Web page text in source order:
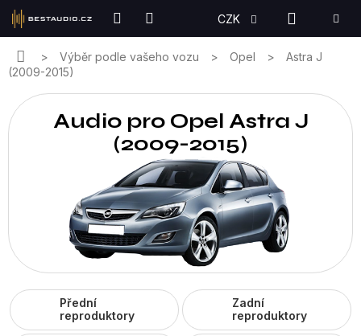
Přejít
obsah
CZK
KOŠÍK
DomůVýběr podle vašeho vozu Opel
Astra J
(2009-2015)
Audio pro Opel Astra J
(2009-2015)
Přední
reproduktory
Zadní
reproduktory